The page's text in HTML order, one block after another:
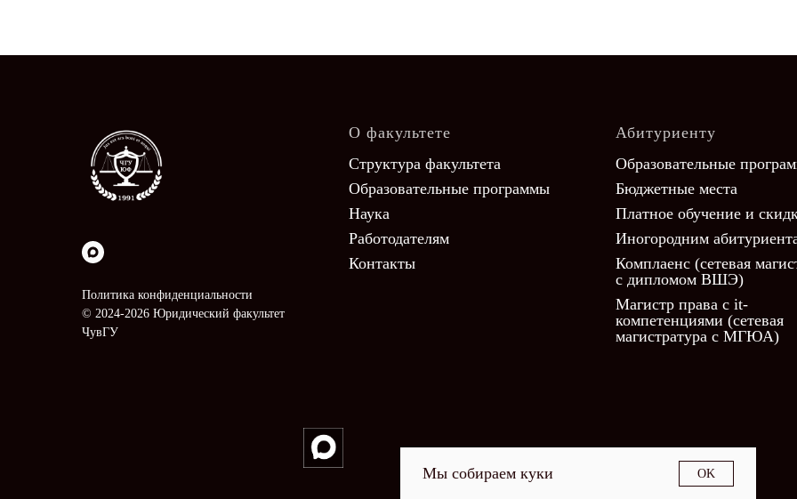
Политика конфиденциальности
© 2024-2026 Юридический факультет
ЧувГУ
О факультете
Структура факультета
Образовательные программы
Наука
Работодателям
Контакты
Абитуриенту
Образовательные
Бюджетные места
Платное обучение и
Иногородним
Комплаенс (сетевая
с дипломом ВШЭ)
Магистр права с it-
компетенциями (сетевая
магистратура с МГЮА)
Мы собираем куки OK